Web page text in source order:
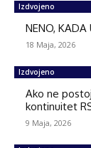
Izdvojeno
NENO, KADA
18 Maja, 2026
Izdvojeno
Ako ne
kontinuitet
9 Maja, 2026